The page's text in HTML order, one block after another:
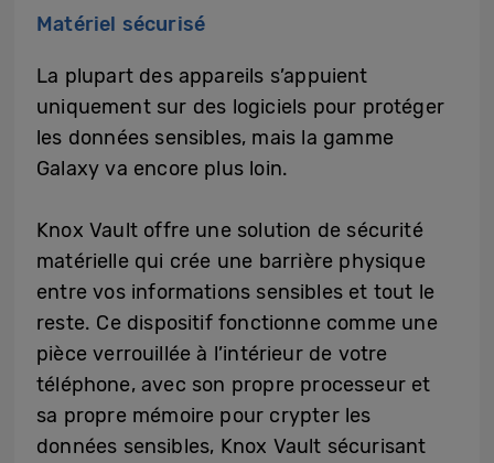
Matériel sécurisé
La plupart des appareils s’appuient
uniquement sur des logiciels pour protéger
les données sensibles, mais la gamme
Galaxy va encore plus loin.
Knox Vault offre une solution de sécurité
matérielle qui crée une barrière physique
entre vos informations sensibles et tout le
reste. Ce dispositif fonctionne comme une
pièce verrouillée à l’intérieur de votre
téléphone, avec son propre processeur et
sa propre mémoire pour crypter les
données sensibles, Knox Vault sécurisant